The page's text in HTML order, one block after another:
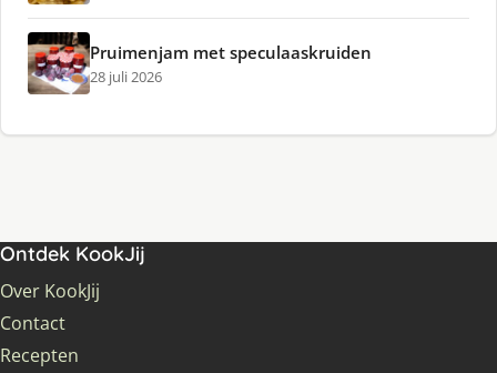
Pruimenjam met speculaaskruiden
28 juli 2026
Ontdek KookJij
Over KookJij
Contact
Recepten